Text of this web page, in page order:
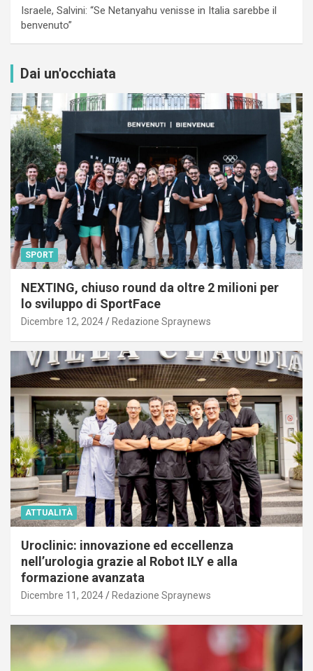
Israele, Salvini: “Se Netanyahu venisse in Italia sarebbe il
benvenuto”
Dai un'occhiata
SPORT
NEXTING, chiuso round da oltre 2 milioni per
lo sviluppo di SportFace
Dicembre 12, 2024 Redazione Spraynews
ATTUALITÀ
Uroclinic: innovazione ed eccellenza
nell’urologia grazie al Robot ILY e alla
formazione avanzata
Dicembre 11, 2024 Redazione Spraynews